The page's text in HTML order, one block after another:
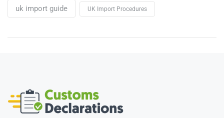
uk import guide UK Import Procedures